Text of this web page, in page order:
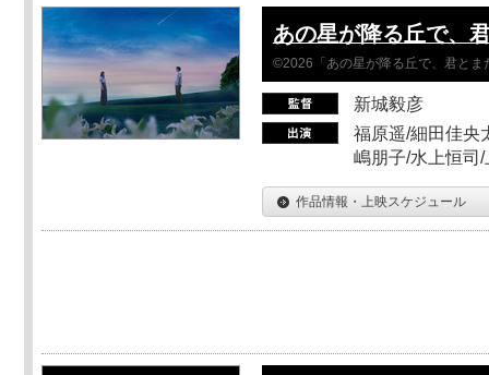
あの星が降る丘で、
©2026「あの星が降る丘で、君とま
新城毅彦
福原遥/細田佳央
嶋朋子/水上恒司
作品情報・上映スケジュール